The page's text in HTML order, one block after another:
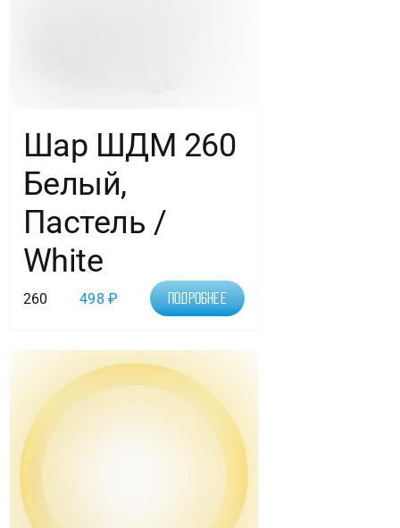
Шар ШДМ 260
Белый,
Пастель /
White
260 498₽ Подробнее